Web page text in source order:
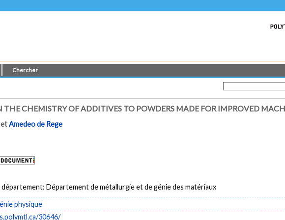
Chercher
THE CHEMISTRY OF ADDITIVES TO POWDERS MADE FOR IMPROVED
etAmedeo de Rege
Département de métallurgie et de génie des matériaux
physique
30646/